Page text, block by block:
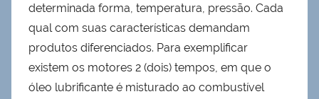
determinada forma, temperatura, pressão. Cada
qual com suas características demandam
produtos diferenciados. Para exemplificar
existem os motores 2 (dois) tempos, em que o
óleo lubrificante é misturado ao combustível